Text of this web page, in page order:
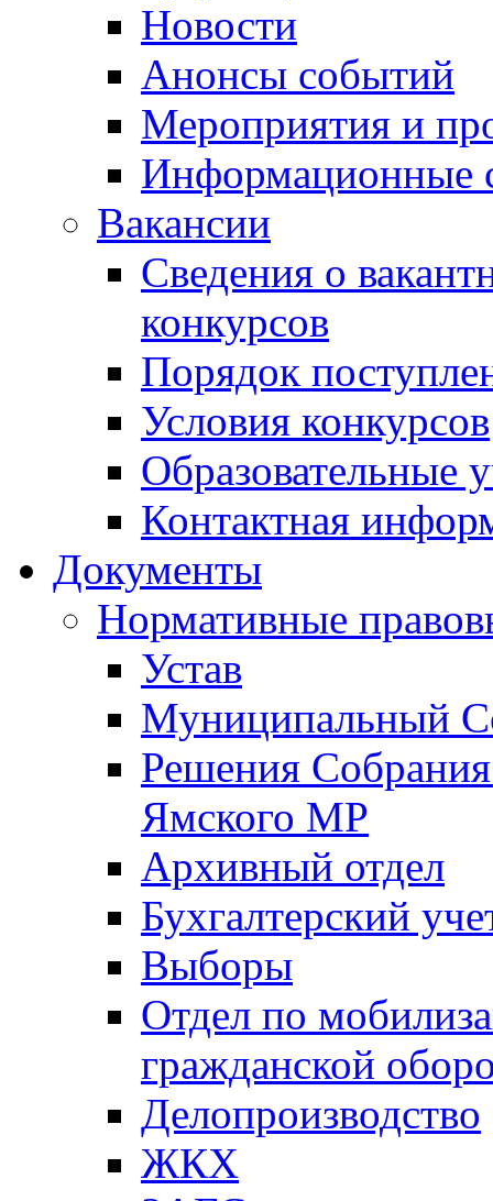
Новости
Анонсы событий
Мероприятия и
Информационные
Вакансии
Сведения о
конкурсов
Порядок
Условия конкурсов
Образовательные
Контактная
Документы
Нормативные
Устав
Муниципальный
Решения
Ямского МР
Архивный отдел
Бухгалтерский
Выборы
Отдел по
гражданской
Делопроизводство
ЖКХ